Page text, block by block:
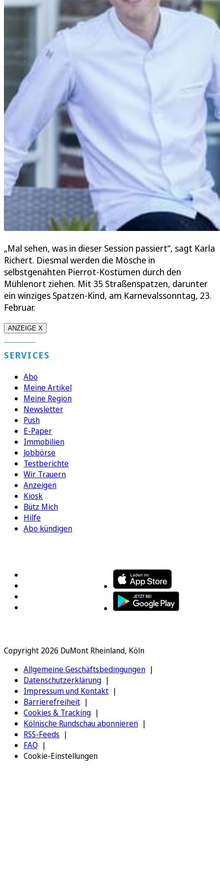
„Mal sehen, was in dieser Session passiert“, sagt Karla
Richert. Diesmal werden die Mösche in
selbstgenähten Pierrot-Kostümen durch den
Mühlenort ziehen. Mit 35 Straßenspatzen, darunter
ein winziges Spatzen-Kind, am Karnevalssonntag, 23.
Februar.
ANZEIGE X
SERVICES
Abo
Meine Artikel
Meine Region
Newsletter
Push
E-Paper
Immobilien
Jobbörse
Testberichte
Wir Trauern
Anzeigen
Kiosk
Bütz Mich
Hilfe
Abo kündigen
Copyright 2026 DuMont Rheinland, Köln
Allgemeine Geschäftsbedingungen
Datenschutzerklärung
Impressum und Kontakt
Barrierefreiheit
Cookies & Tracking
Kölnische Rundschau abonnieren
RSS-Feeds
FAQ
Cookie-Einstellungen